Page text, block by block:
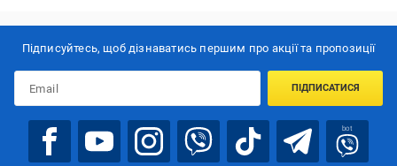
Підписуйтесь, щоб дізнаватись першим про акції та пропозиції
ПІДПИСАТИСЯ
bot